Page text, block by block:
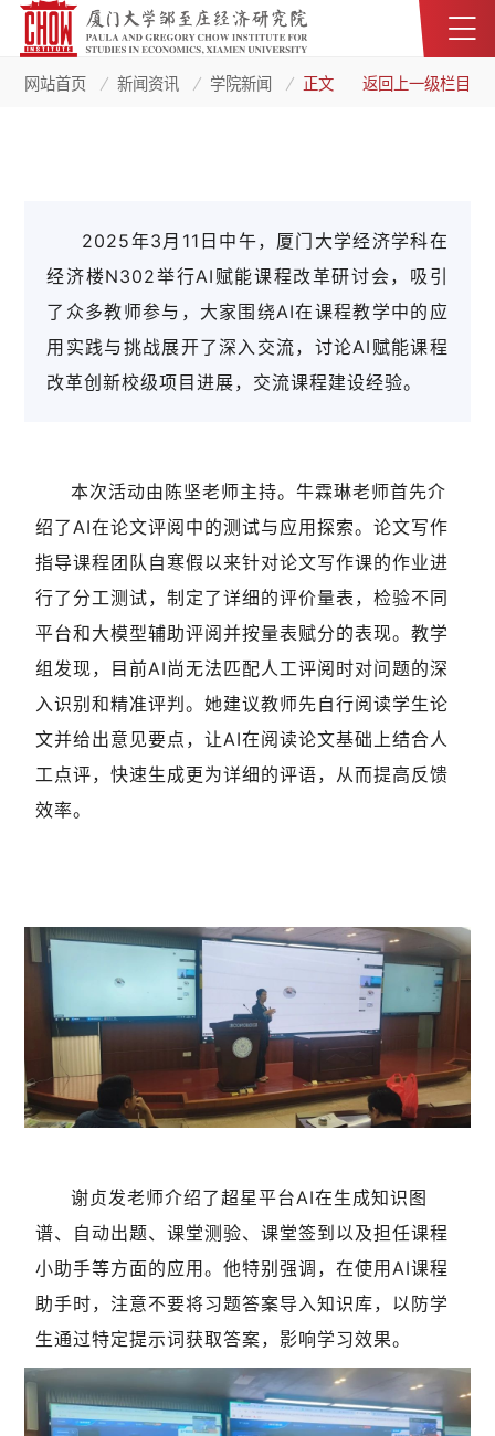
网站首页 新闻资讯 学院新闻 正文 返回上一级栏目
2025年3月11日中午，厦门大学经济学科在
经济楼N302举行AI赋能课程改革研讨会，吸引
了众多教师参与，大家围绕AI在课程教学中的应
用实践与挑战展开了深入交流，讨论AI赋能课程
改革创新校级项目进展，交流课程建设经验。
本次活动由陈坚老师主持。牛霖琳老师首先介
绍了AI在论文评阅中的测试与应用探索。论文写作
指导课程团队自寒假以来针对论文写作课的作业进
行了分工测试，制定了详细的评价量表，检验不同
平台和大模型辅助评阅并按量表赋分的表现。教学
组发现，目前AI尚无法匹配人工评阅时对问题的深
入识别和精准评判。她建议教师先自行阅读学生论
文并给出意见要点，让AI在阅读论文基础上结合人
工点评，快速生成更为详细的评语，从而提高反馈
效率。
谢贞发老师介绍了超星平台AI在生成知识图
谱、自动出题、课堂测验、课堂签到以及担任课程
小助手等方面的应用。他特别强调，在使用AI课程
助手时，注意不要将习题答案导入知识库，以防学
生通过特定提示词获取答案，影响学习效果。